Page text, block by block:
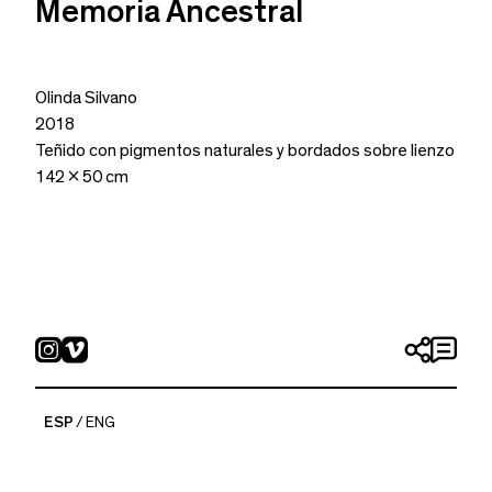
Memoria Ancestral
Olinda Silvano
2018
Teñido con pigmentos naturales y bordados sobre lienzo
142 x 50 cm
ESP ENG